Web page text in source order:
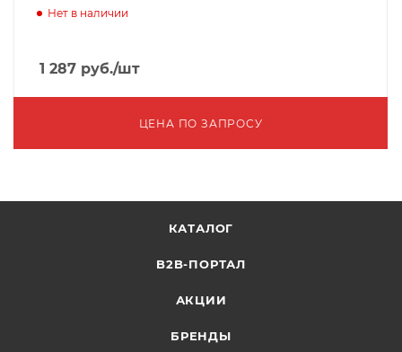
Нет в наличии
1 287 руб./шт
ЦЕНА ПО ЗАПРОСУ
КАТАЛОГ
B2B-ПОРТАЛ
АКЦИИ
БРЕНДЫ